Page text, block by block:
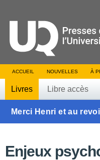
ACCUEIL NOUVELLES À
Livres Libre accès
Merci Henri et au
Enjeux